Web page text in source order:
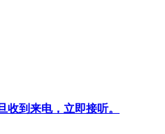
到来电，立即接听。